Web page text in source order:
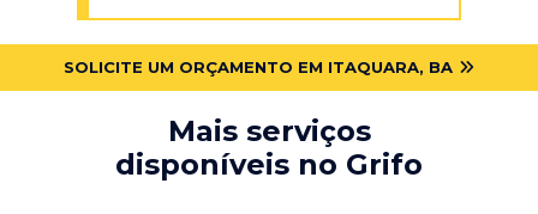
SOLICITE UM ORÇAMENTO EM ITAQUARA, BA
Mais serviços
disponíveis no Grifo